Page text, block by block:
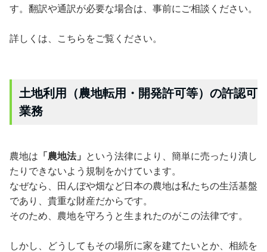
す。翻訳や通訳が必要な場合は、事前にご相談ください。
詳しくは、こちらをご覧ください。
土地利用（農地転用・開発許可等）の許認可
業務
農地は 「農地法」 という法律により、簡単に売ったり潰し
たりできないよう規制をかけています。
なぜなら、田んぼや畑など日本の農地は私たちの生活基盤
であり、貴重な財産だからです。
そのため、農地を守ろうと生まれたのがこの法律です。
しかし、どうしてもその場所に家を建てたいとか、相続を